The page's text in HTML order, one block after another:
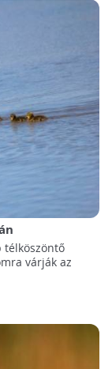
télköszöntő
várják az